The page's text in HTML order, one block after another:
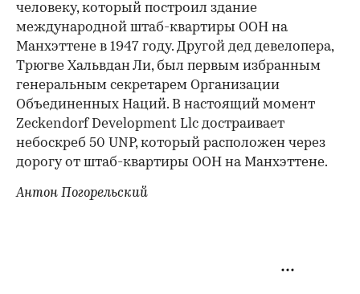
человеку, который построил здание
международной штаб-квартиры ООН на
Манхэттене в 1947 году. Другой дед девелопера,
Трюгве Хальвдан Ли, был первым избранным
генеральным секретарем Организации
Объединенных Наций. В настоящий момент
Zeckendorf Development Llc достраивает
небоскреб 50 UNP, который расположен через
дорогу от штаб-квартиры ООН на Манхэттене.
Антон Погорельский